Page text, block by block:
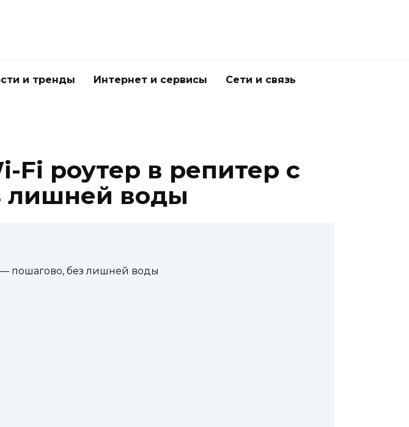
и тренды Интернет и сервисы Сети и связь
Fi роутер в репитер с
лишней воды
— пошагово, без лишней воды